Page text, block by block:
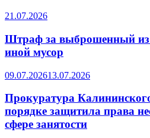
21.07.2026
Штраф за выброшенный
иной мусор
09.07.202613.07.2026
Прокуратура
порядке защитила права
сфере занятости